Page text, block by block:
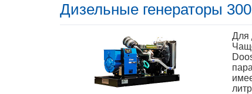
Дизельные генераторы
Для